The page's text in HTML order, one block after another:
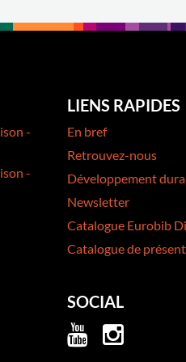
-
-
LIENS RAPIDES
En bref
Retrouvez-nous
Développement
Newsletter
Catalogue Eurobib
Catalogue de
SOCIAL